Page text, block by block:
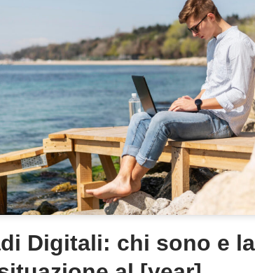
Digitali: chi sono e